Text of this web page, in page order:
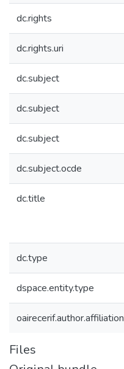
dc.rights
dc.rights.uri
dc.subject
dc.subject
dc.subject
dc.subject.ocde
dc.title
dc.type
dspace.entity.type
oairecerif.author.affiliation
Files